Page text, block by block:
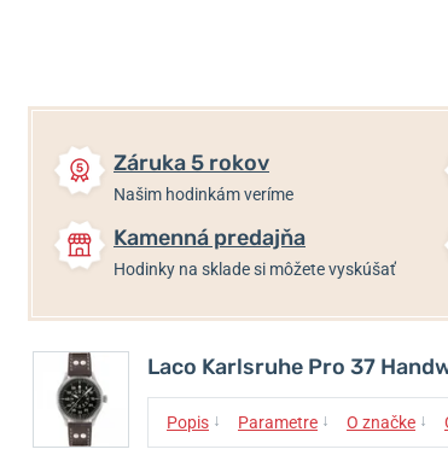
Záruka 5 rokov
Našim hodinkám veríme
Kamenná predajňa
Hodinky na sklade si môžete vyskúšať
Laco Karlsruhe Pro 37
Popis ↓ Parametre ↓ O značke ↓